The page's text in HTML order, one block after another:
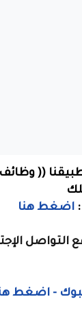
((
اضغط هنا
التواصل
- اضغط